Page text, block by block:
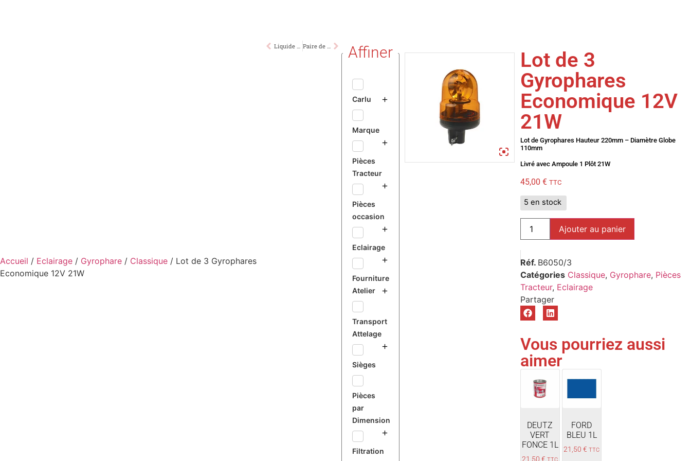
Accueil / Eclairage / Gyrophare / Classique / Lot de 3 Gyrophares
Economique 12V 21W
Affiner
Carlu
Marque
Pièces
Tracteur
Pièces
occasion
Eclairage
Fourniture
Atelier
Transport
Attelage
Sièges
Pièces
par
Dimension
Filtration
Lot de 3
Gyrophares
Economique 12V
21W
Lot de Gyrophares Hauteur 220mm – Diamètre Globe
110mm
Livré avec Ampoule 1 Plôt 21W
45,00 € TTC
5 en stock
Ajouter au panier
Réf. B6050/3
Catégories Classique, Gyrophare, Pièces
Tracteur, Eclairage
Vous pourriez aussi
aimer
DEUTZ
VERT
FONCE 1L
21,50€
FORD
BLEU 1L
21,50€ TTC